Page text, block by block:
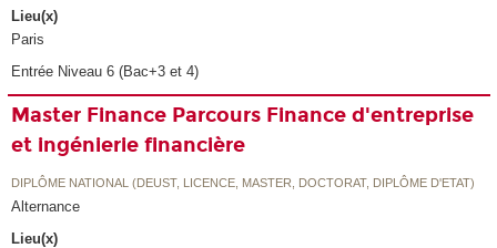
Lieu(x)
Paris
Entrée Niveau 6 (Bac+3 et 4)
Master Finance Parcours Finance d'entreprise
et ingénierie financière
DIPLÔME NATIONAL (DEUST, LICENCE, MASTER, DOCTORAT, DIPLÔME D'ETAT)
Alternance
Lieu(x)